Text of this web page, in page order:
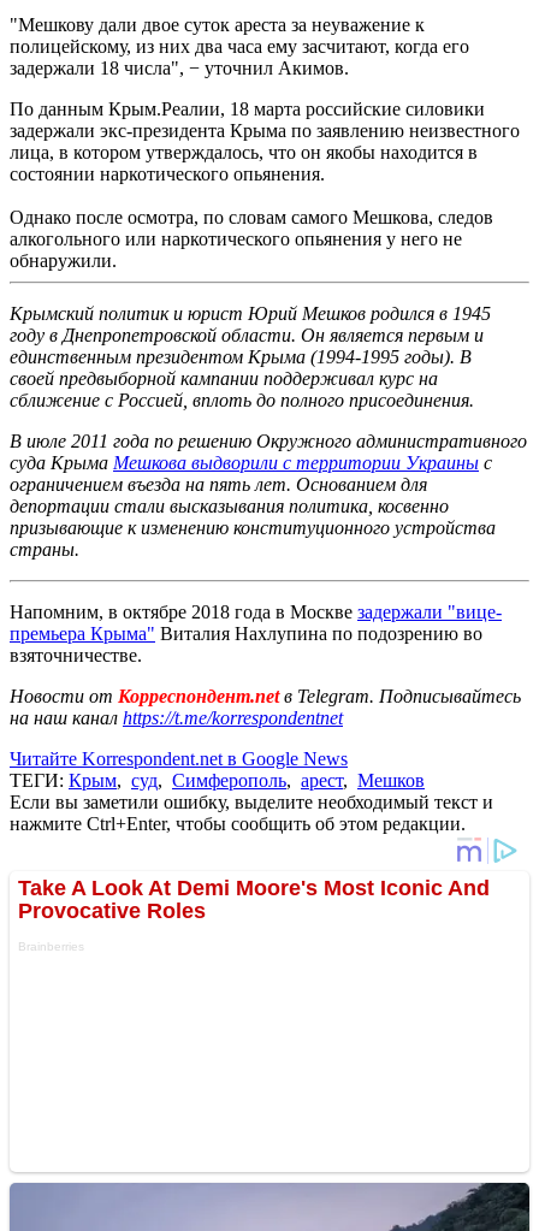
"Мешкову дали двое суток ареста за неуважение к
полицейскому, из них два часа ему засчитают, когда его
задержали 18 числа", − уточнил Акимов.
По данным Крым.Реалии, 18 марта российские силовики
задержали экс-президента Крыма по заявлению неизвестного
лица, в котором утверждалось, что он якобы находится в
состоянии наркотического опьянения.
Однако после осмотра, по словам самого Мешкова, следов
алкогольного или наркотического опьянения у него не
обнаружили.
Крымский политик и юрист Юрий Мешков родился в 1945
году в Днепропетровской области. Он является первым и
единственным президентом Крыма (1994-1995 годы). В
своей предвыборной кампании поддерживал курс на
сближение с Россией, вплоть до полного присоединения.
В июле 2011 года по решению Окружного административного
суда Крыма Мешкова выдворили с территории Украины с
ограничением въезда на пять лет. Основанием для
депортации стали высказывания политика, косвенно
призывающие к изменению конституционного устройства
страны.
Напомним, в октябре 2018 года в Москве задержали "вице-
премьера Крыма" Виталия Нахлупина по подозрению во
взяточничестве.
Новости от Корреспондент.netв Telegram. Подписывайтесь
на наш канал https://t.me/korrespondentnet
Читайте Korrespondent.net в Google News
ТЕГИ: Крым, суд, Симферополь, арест, Мешков
Если вы заметили ошибку, выделите необходимый текст и
нажмите Ctrl+Enter, чтобы сообщить об этом редакции.